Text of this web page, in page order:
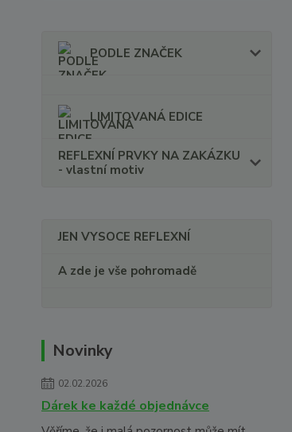
PODLE ZNAČEK
LIMITOVANÁ EDICE
REFLEXNÍ PRVKY NA ZAKÁZKU
- vlastní motiv
JEN VYSOCE REFLEXNÍ
A zde je vše pohromadě
Novinky
02.02.2026
Dárek ke každé objednávce